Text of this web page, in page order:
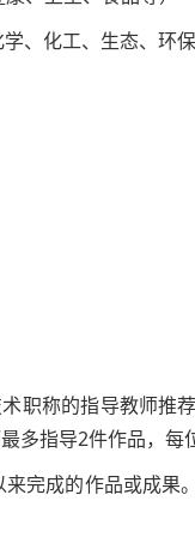
、化工、生态、环
职称的指导教师推
多指导2件作品，
完成的作品或成